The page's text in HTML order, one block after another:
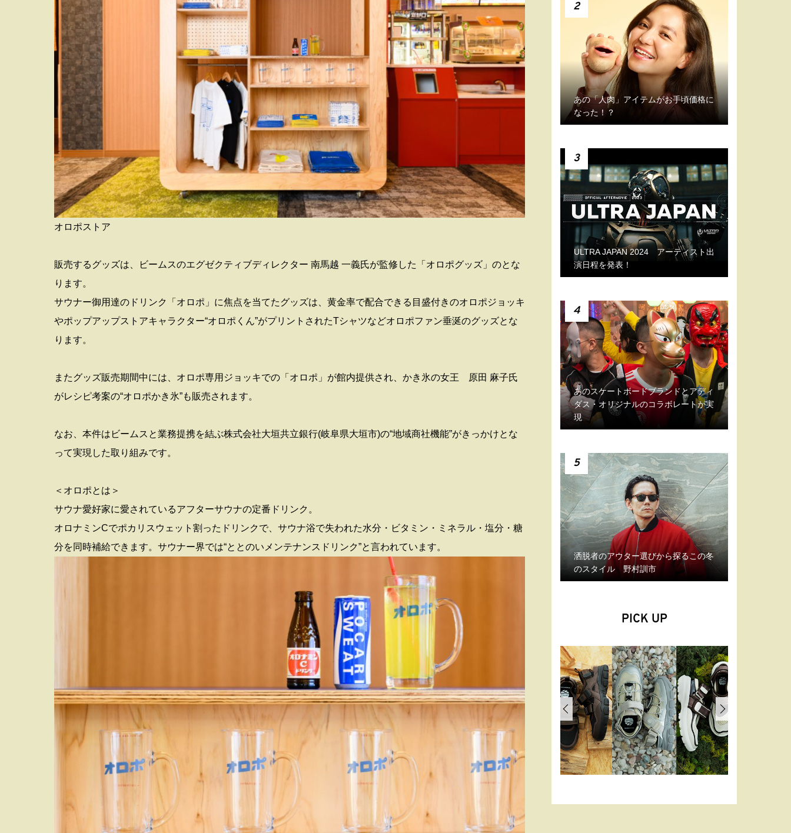
オロポストア
販売するグッズは、ビームスのエグゼクティブディレクター 南馬越 一義氏が監修した「オロポグッズ」のとな
ります。
サウナー御用達のドリンク「オロポ」に焦点を当てたグッズは、黄金率で配合できる目盛付きのオロポジョッキ
やポップアップストアキャラクター“オロポくん”がプリントされたTシャツなどオロポファン垂涎のグッズとな
ります。
またグッズ販売期間中には、オロポ専用ジョッキでの「オロポ」が館内提供され、かき氷の女王 原田 麻子氏
がレシピ考案の“オロポかき氷”も販売されます。
なお、本件はビームスと業務提携を結ぶ株式会社大垣共立銀行(岐阜県大垣市)の“地域商社機能”がきっかけとな
って実現した取り組みです。
＜オロポとは＞
サウナ愛好家に愛されているアフターサウナの定番ドリンク。
オロナミンCでポカリスウェット割ったドリンクで、サウナ浴で失われた水分・ビタミン・ミネラル・塩分・糖
分を同時補給できます。サウナー界では“ととのいメンテナンスドリンク”と言われています。
2
あの「人肉」アイテムがお手頃価格に
なった！？
3
ULTRA JAPAN 2024 アーティスト出
演日程を発表！
4
あのスケートボードブランドとアディ
ダス・オリジナルのコラボレートが実
現
5
洒脱者のアウター選びから探るこの冬
のスタイル 野村訓市
PICK UP